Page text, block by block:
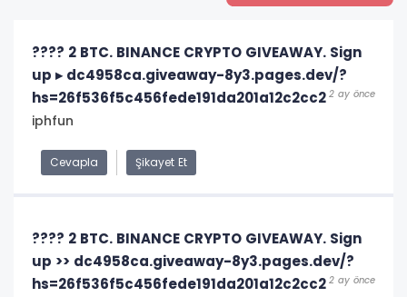
???? 2 BTC. BINANCE CRYPTO GIVEAWAY. Sign
up ▸ dc4958ca.giveaway-8y3.pages.dev/?
hs=26f536f5c456fede191da201a12c2cc2 2 ay önce
iphfun
Cevapla Şikayet Et
???? 2 BTC. BINANCE CRYPTO GIVEAWAY. Sign
up >> dc4958ca.giveaway-8y3.pages.dev/?
hs=26f536f5c456fede191da201a12c2cc2 2 ay önce